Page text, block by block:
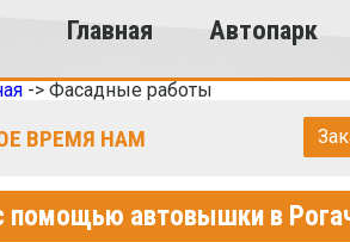
Главная Автопарк
-> Фасадные работы
ВРЕМЯ НАМ
автовышки в